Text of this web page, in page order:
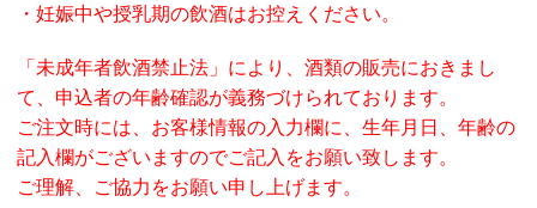
ません。少し高くなります。申し訳ございません。
０円）
■北陸・中部地域－１個１４０㎝ ヤマト（１，１０
０円）
■関西・四国地域－１個１４０㎝ ヤマト（１，００
０円）
■九州・中国地域－１個 ヤマト（1,000円）
・妊娠中や授乳期の飲酒はお控えください。
「未成年者飲酒禁止法」により、酒類の販売におきまし
て、申込者の年齢確認が義務づけられております。
ご注文時には、お客様情報の入力欄に、生年月日、年齢の
記入欄がございますのでご記入をお願い致します。
ご理解、ご協力をお願い申し上げます。